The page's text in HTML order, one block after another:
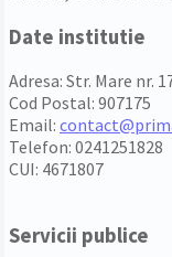
Date institutie
Adresa: Str. Mare nr.
Cod Postal: 907175
Email:
Telefon: 0241251828
CUI: 4671807
Servicii publice